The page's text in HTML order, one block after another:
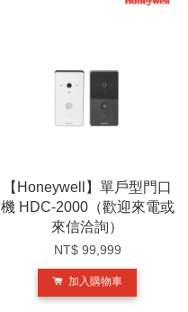
【Honeywell】單戶型門口
機 HDC-2000（歡迎來電或
來信洽詢）
NT$ 99,999
加入購物車